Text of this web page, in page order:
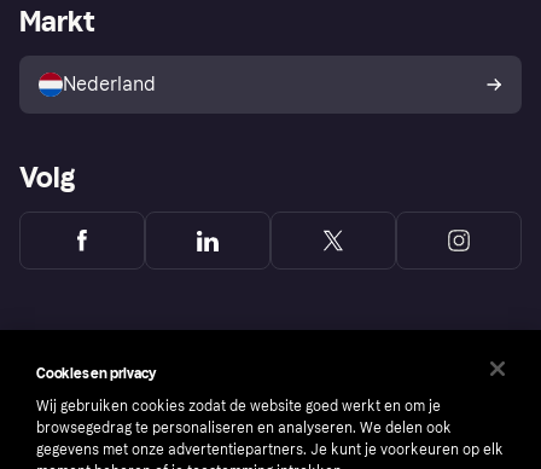
Winkeloverzicht
Kopersbescherming voor
consumenten
Zakelijke login
Markt
Nederland
Volg
Cookies en privacy
Wij gebruiken cookies zodat de website goed werkt en om je
browsegedrag te personaliseren en analyseren. We delen ook
gegevens met onze advertentiepartners. Je kunt je voorkeuren op elk